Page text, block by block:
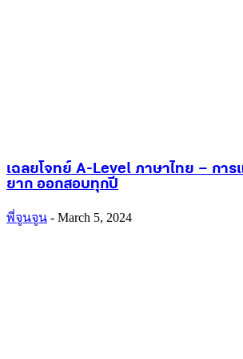
เฉลยโจทย์ A-Level ภาษาไทย – การ
ยาก ออกสอบทุกปี
พี่จูนจูน - March 5, 2024